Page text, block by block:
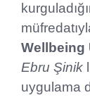
Wellbeing
Ebru Şinik
uygulama